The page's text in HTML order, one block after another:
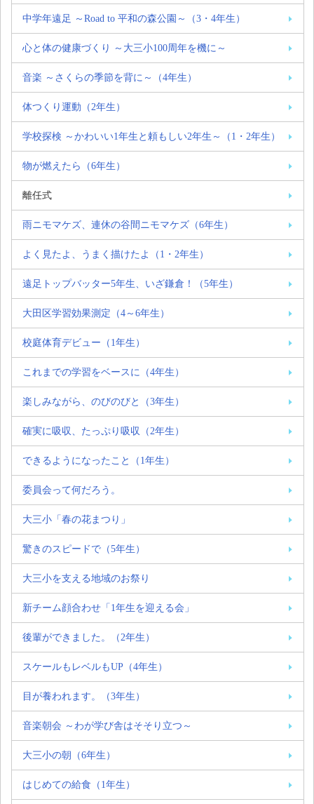
中学年遠足 ～Road to 平和の森公園～（3・4年生）
心と体の健康づくり ～大三小100周年を機に～
音楽 ～さくらの季節を背に～（4年生）
体つくり運動（2年生）
学校探検 ～かわいい1年生と頼もしい2年生～（1・2年生）
物が燃えたら（6年生）
離任式
雨ニモマケズ、連休の谷間ニモマケズ（6年生）
よく見たよ、うまく描けたよ（1・2年生）
遠足トップバッター5年生、いざ鎌倉！（5年生）
大田区学習効果測定（4～6年生）
校庭体育デビュー（1年生）
これまでの学習をベースに（4年生）
楽しみながら、のびのびと（3年生）
確実に吸収、たっぷり吸収（2年生）
できるようになったこと（1年生）
委員会って何だろう。
大三小「春の花まつり」
驚きのスピードで（5年生）
大三小を支える地域のお祭り
新チーム顔合わせ「1年生を迎える会」
後輩ができました。（2年生）
スケールもレベルもUP（4年生）
目が養われます。（3年生）
音楽朝会 ～わが学び舎はそそり立つ～
大三小の朝（6年生）
はじめての給食（1年生）